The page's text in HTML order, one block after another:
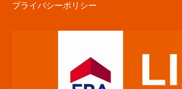
プライバシーポリシー